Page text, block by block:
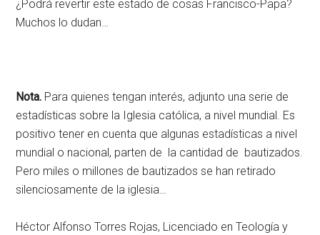
¿Podrá revertir este estado de cosas Francisco-Papa?
Muchos lo dudan…
Nota. Para quienes tengan interés, adjunto una serie de
estadísticas sobre la Iglesia católica, a nivel mundial. Es
positivo tener en cuenta que algunas estadísticas a nivel
mundial o nacional, parten de la cantidad de bautizados.
Pero miles o millones de bautizados se han retirado
silenciosamente de la iglesia…
Héctor Alfonso Torres Rojas, Licenciado en Teología y